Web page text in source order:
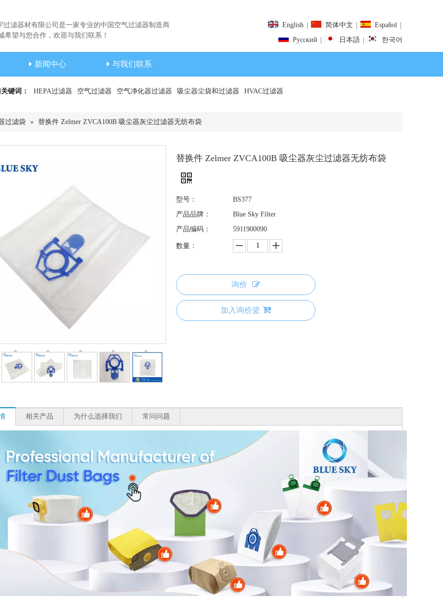
过滤器材有限公司是一家专业的中国空气过滤器制造商
望与您合作，欢迎与我们联系！
English 简体中文 Español
Pусский | 日本語 | 한국어
新闻中心 与我们联系
键词： HEPA过滤器 空气过滤器 空气净化器过滤器 吸尘器尘袋和过滤器 HVAC过滤器
过滤袋 » 替换件 Zelmer ZVCA100B 吸尘器灰尘过滤器无纺布袋
替换件 Zelmer ZVCA100B 吸尘器灰尘过滤器无纺布袋
型号：
BS377
产品品牌：
Blue Sky Filter
产品编码：
5911900090
数量：
询价
加入询价篮
相关产品 为什么选择我们 常问问题